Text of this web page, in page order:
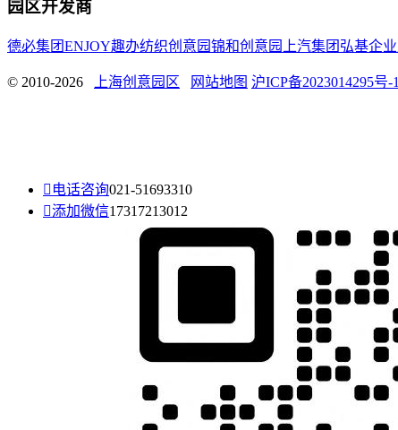
园区开发商
德必集团ENJOY趣办纺织创意园锦和创意园 上汽集团 弘基企业
© 2010-2026 上海创意园区 网站地图 沪ICP备2023014295号-1
 电话咨询021-51693310
添加微信17317213012